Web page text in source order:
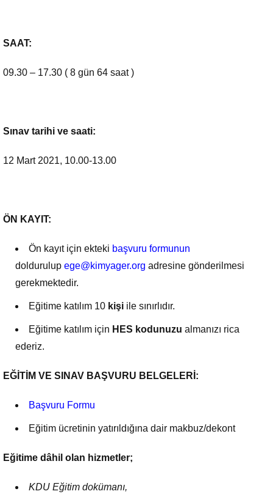
SAAT:
09.30 – 17.30 ( 8 gün 64 saat )
Sınav tarihi ve saati:
12 Mart 2021, 10.00-13.00
ÖN KAYIT:
Ön kayıt için ekteki başvuru formunun
doldurulup ege@kimyager.org adresine gönderilmesi
gerekmektedir.
Eğitime katılım 10 kişi ile sınırlıdır.
Eğitime katılım için HES kodunuzu almanızı rica
ederiz.
EĞİTİM VE SINAV BAŞVURU BELGELERİ:
Başvuru Formu
Eğitim ücretinin yatırıldığına dair makbuz/dekont
Eğitime dâhil olan hizmetler;
KDU Eğitim dokümanı,